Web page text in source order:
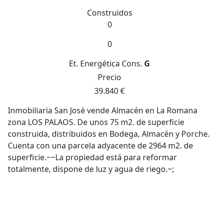
Construidos
0
0
Et. Energética Cons. G
Precio
39.840 €
Inmobiliaria San José vende Almacén en La Romana
zona LOS PALAOS. De unos 75 m2. de superficie
construida, distribuidos en Bodega, Almacén y Porche.
Cuenta con una parcela adyacente de 2964 m2. de
superficie.~~La propiedad está para reformar
totalmente, dispone de luz y agua de riego.~;